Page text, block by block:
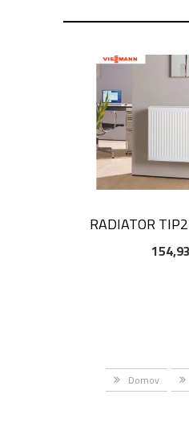
RADIATOR
DODAJ V
Domov